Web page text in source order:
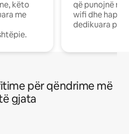
këto
me
që punojnë në
wifi dhe
dedikuara
për qëndrime më
gjata